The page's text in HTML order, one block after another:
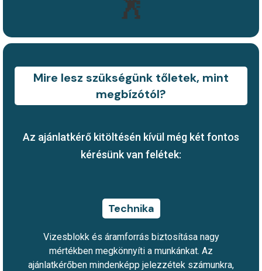
Mire lesz szükségünk tőletek, mint
megbízótól?
Az ajánlatkérő kitöltésén kívül még két fontos
kérésünk van felétek:
Technika
Vizesblokk és áramforrás biztosítása nagy
mértékben megkönnyíti a munkánkat. Az
ajánlatkérőben mindenképp jelezzétek számunkra,